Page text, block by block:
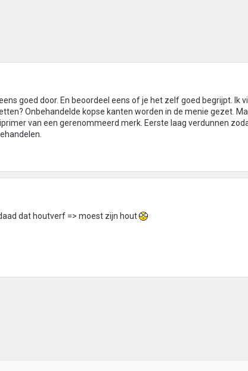
goed door. En beoordeel eens of je het zelf goed begrijpt. Ik
Onbehandelde kopse kanten worden in de menie gezet.
van een gerenommeerd merk. Eerste laag verdunnen
dat houtverf => moest zijn hout